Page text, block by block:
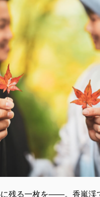
残る一枚を――。香嵐渓